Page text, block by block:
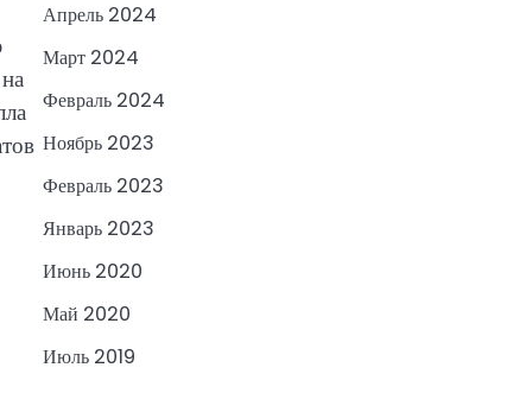
Апрель 2024
Март 2024
Февраль 2024
Ноябрь 2023
Февраль 2023
Январь 2023
Июнь 2020
Май 2020
Июль 2019